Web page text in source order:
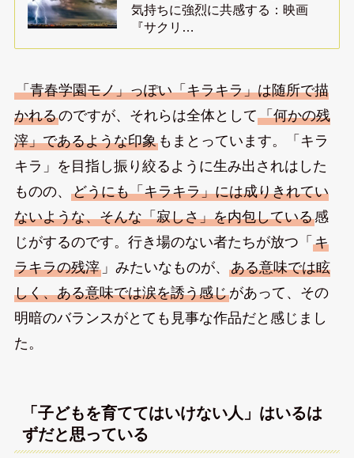
気持ちに強烈に共感する：映画
『サクリ…
「青春学園モノ」っぽい「キラキラ」は随所で描
かれるのですが、それらは全体として「何かの残
滓」であるような印象もまとっています。「キラ
キラ」を目指し振り絞るように生み出されはした
ものの、 どうにも「キラキラ」には成りきれてい
ないような、そんな「寂しさ」を内包している感
じがするのです。行き場のない者たちが放つ「 キ
ラキラの残滓」みたいなものが、 ある意味では眩
しく、ある意味では涙を誘う感じがあって、その
明暗のバランスがとても見事な作品だと感じまし
た。
「子どもを育ててはいけない人」はいるは
ずだと思っている